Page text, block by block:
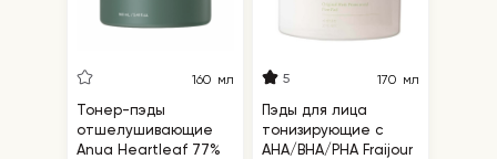
160 мл
Тонер-пэды
отшелушивающие
Anua Heartleaf 77%
5 170 мл
Пэды для лица
тонизирующие с
АНА/ВНА/РНА Fraijour